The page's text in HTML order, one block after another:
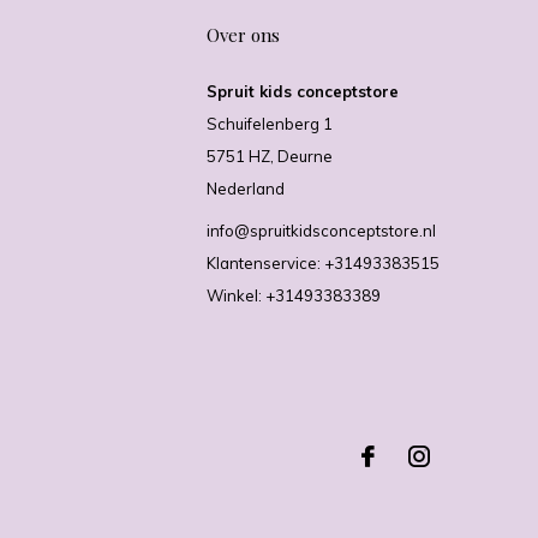
Over ons
Spruit kids conceptstore
Schuifelenberg 1
5751 HZ, Deurne
Nederland
info@spruitkidsconceptstore.nl
Klantenservice: +31493383515
Winkel: +31493383389